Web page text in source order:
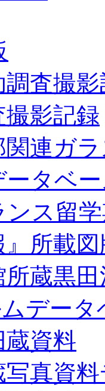
調査撮
影記録
関連ガ
ータベ
ス留
』所載
蔵黒
データ
蔵資料
写真資